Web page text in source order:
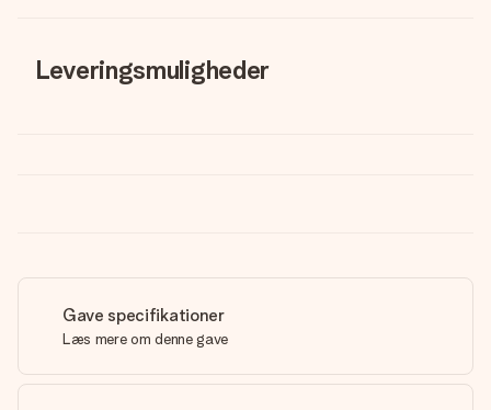
Leveringsmuligheder
Gave specifikationer
Læs mere om denne gave